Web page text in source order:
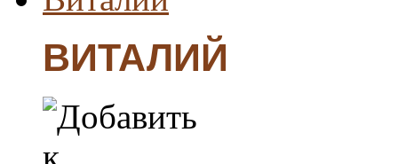
ВИТАЛИЙ